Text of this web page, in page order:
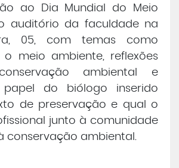
e Extensão
ao Dia Mundial do Meio
auditório da faculdade na
05, com temas como
meio ambiente, reflexões
ambiental e
do biólogo inserido
de preservação e qual o
junto à comunidade
conservação ambiental.